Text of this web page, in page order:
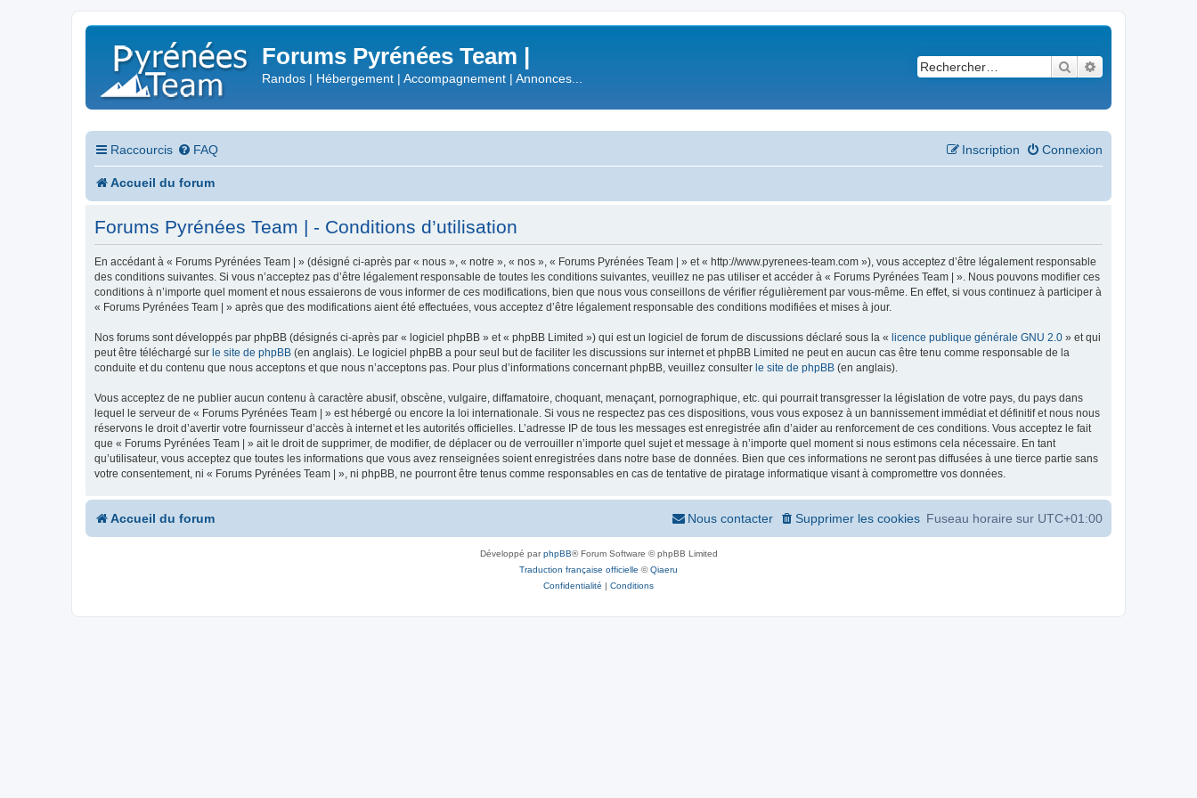
Forums Pyrénées Team |
Randos | Hébergement | Accompagnement | Annonces...
Rechercher
Raccourcis FAQ Connexion
Inscription
Accueil du forum
Forums Pyrénées Team | - Conditions d’utilisation
En accédant à « Forums Pyrénées Team | » (désigné ci-après par « nous », « notre », « nos », « Forums Pyrénées Team | » et « http://www.pyrenees-team.com »), vous acceptez d’être légalement responsable
des conditions suivantes. Si vous n’acceptez pas d’être légalement responsable de toutes les conditions suivantes, veuillez ne pas utiliser et accéder à « Forums Pyrénées Team | ». Nous pouvons modifier ces
conditions à n’importe quel moment et nous essaierons de vous informer de ces modifications, bien que nous vous conseillons de vérifier régulièrement par vous-même. En effet, si vous continuez à participer à
« Forums Pyrénées Team | » après que des modifications aient été effectuées, vous acceptez d’être légalement responsable des conditions modifiées et mises à jour.
Nos forums sont développés par phpBB (désignés ci-après par « logiciel phpBB » et « phpBB Limited ») qui est un logiciel de forum de discussions déclaré sous la « licence publique générale GNU 2.0 » et qui
peut être téléchargé sur le site de phpBB (en anglais). Le logiciel phpBB a pour seul but de faciliter les discussions sur internet et phpBB Limited ne peut en aucun cas être tenu comme responsable de la
conduite et du contenu que nous acceptons et que nous n’acceptons pas. Pour plus d’informations concernant phpBB, veuillez consulter le site de phpBB (en anglais).
Vous acceptez de ne publier aucun contenu à caractère abusif, obscène, vulgaire, diffamatoire, choquant, menaçant, pornographique, etc. qui pourrait transgresser la législation de votre pays, du pays dans
lequel le serveur de « Forums Pyrénées Team | » est hébergé ou encore la loi internationale. Si vous ne respectez pas ces dispositions, vous vous exposez à un bannissement immédiat et définitif et nous nous
réservons le droit d’avertir votre fournisseur d’accès à internet et les autorités officielles. L’adresse IP de tous les messages est enregistrée afin d’aider au renforcement de ces conditions. Vous acceptez le fait
que « Forums Pyrénées Team | » ait le droit de supprimer, de modifier, de déplacer ou de verrouiller n’importe quel sujet et message à n’importe quel moment si nous estimons cela nécessaire. En tant
qu’utilisateur, vous acceptez que toutes les informations que vous avez renseignées soient enregistrées dans notre base de données. Bien que ces informations ne seront pas diffusées à une tierce partie sans
votre consentement, ni « Forums Pyrénées Team | », ni phpBB, ne pourront être tenus comme responsables en cas de tentative de piratage informatique visant à compromettre vos données.
Accueil du forum Fuseau horaire sur UTC+01:00
Supprimer les cookies
Nous contacter
Développé parphpBB® Forum Software © phpBB Limited
Traduction française officielle ©Qiaeru
Confidentialité | Conditions